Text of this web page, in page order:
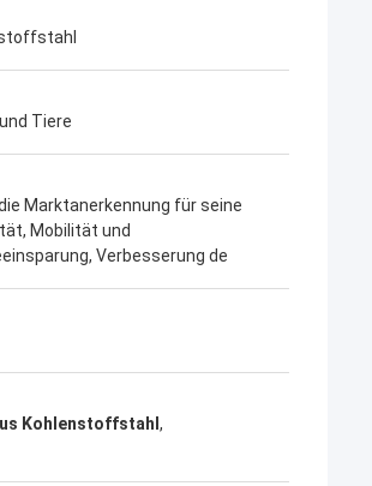
Tiere
Marktanerkennung für seine
Mobilität und
Verbesserung de
Kohlenstoffstahl ,